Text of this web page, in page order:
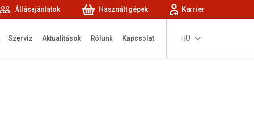
Állásajánlatok Használt gépek Karrier
HU
Szerviz Aktualitások Rólunk Kapcsolat